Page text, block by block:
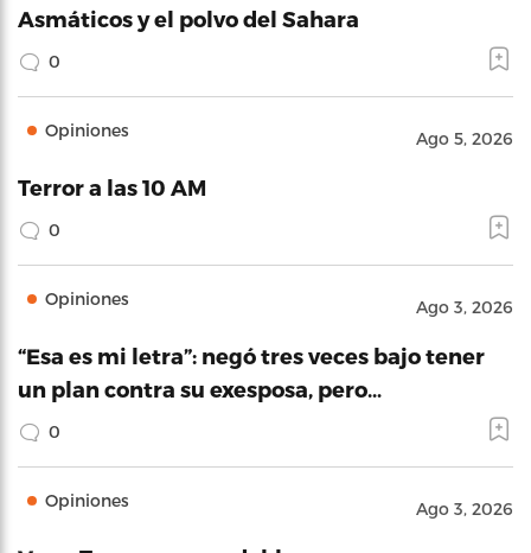
Asmáticos y el polvo del Sahara
0
Opiniones Ago 5, 2026
Terror a las 10 AM
0
Opiniones Ago 3, 2026
“Esa es mi letra”: negó tres veces bajo tener
un plan contra su exesposa, pero…
0
Opiniones Ago 3, 2026